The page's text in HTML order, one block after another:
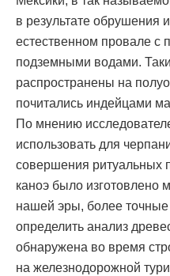
в результате обрушения
естественном провале с
подземными водами.
распространены на
почитались индейцами
По мнению
использовать для
совершения ритуальных
каноэ было изготовлено
нашей эры, более
определить анализ
обнаружена во время
на железнодорожной